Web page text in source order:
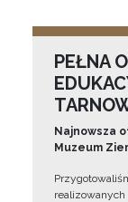
PEŁNA
Najnowsza
Muzeum